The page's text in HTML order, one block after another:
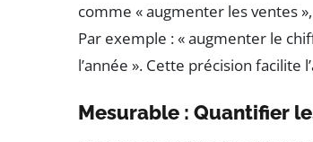
comme « augmenter les ventes
Par exemple : « augmenter le
l’année ». Cette précision
Mesurable : Quantifier